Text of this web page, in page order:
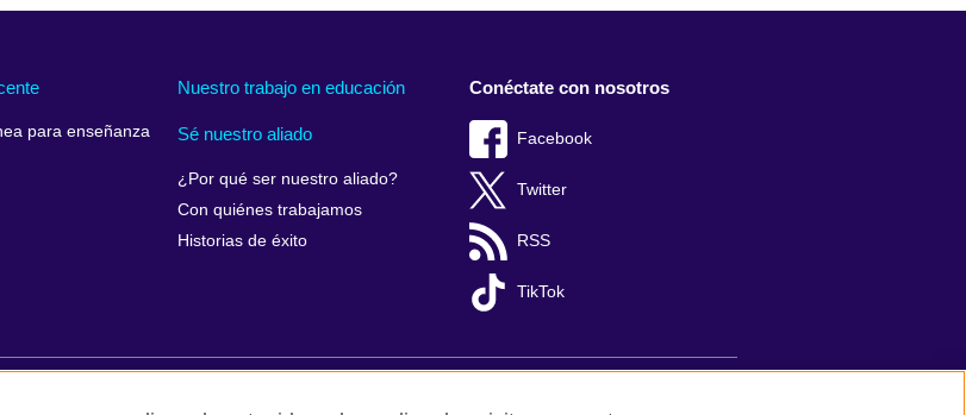
para enseñanza
Nuestro trabajo en educación
Sé nuestro aliado
¿Por qué ser nuestro aliado?
Con quiénes trabajamos
Historias de éxito
Conéctate con nosotros
Facebook
Twitter
RSS
TikTok
de uso Accesibilidad Cookies Quejas y comentarios